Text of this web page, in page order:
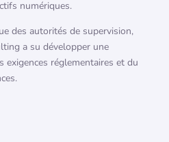
numériques.
des autorités de supervision,
a su développer une
exigences réglementaires et du